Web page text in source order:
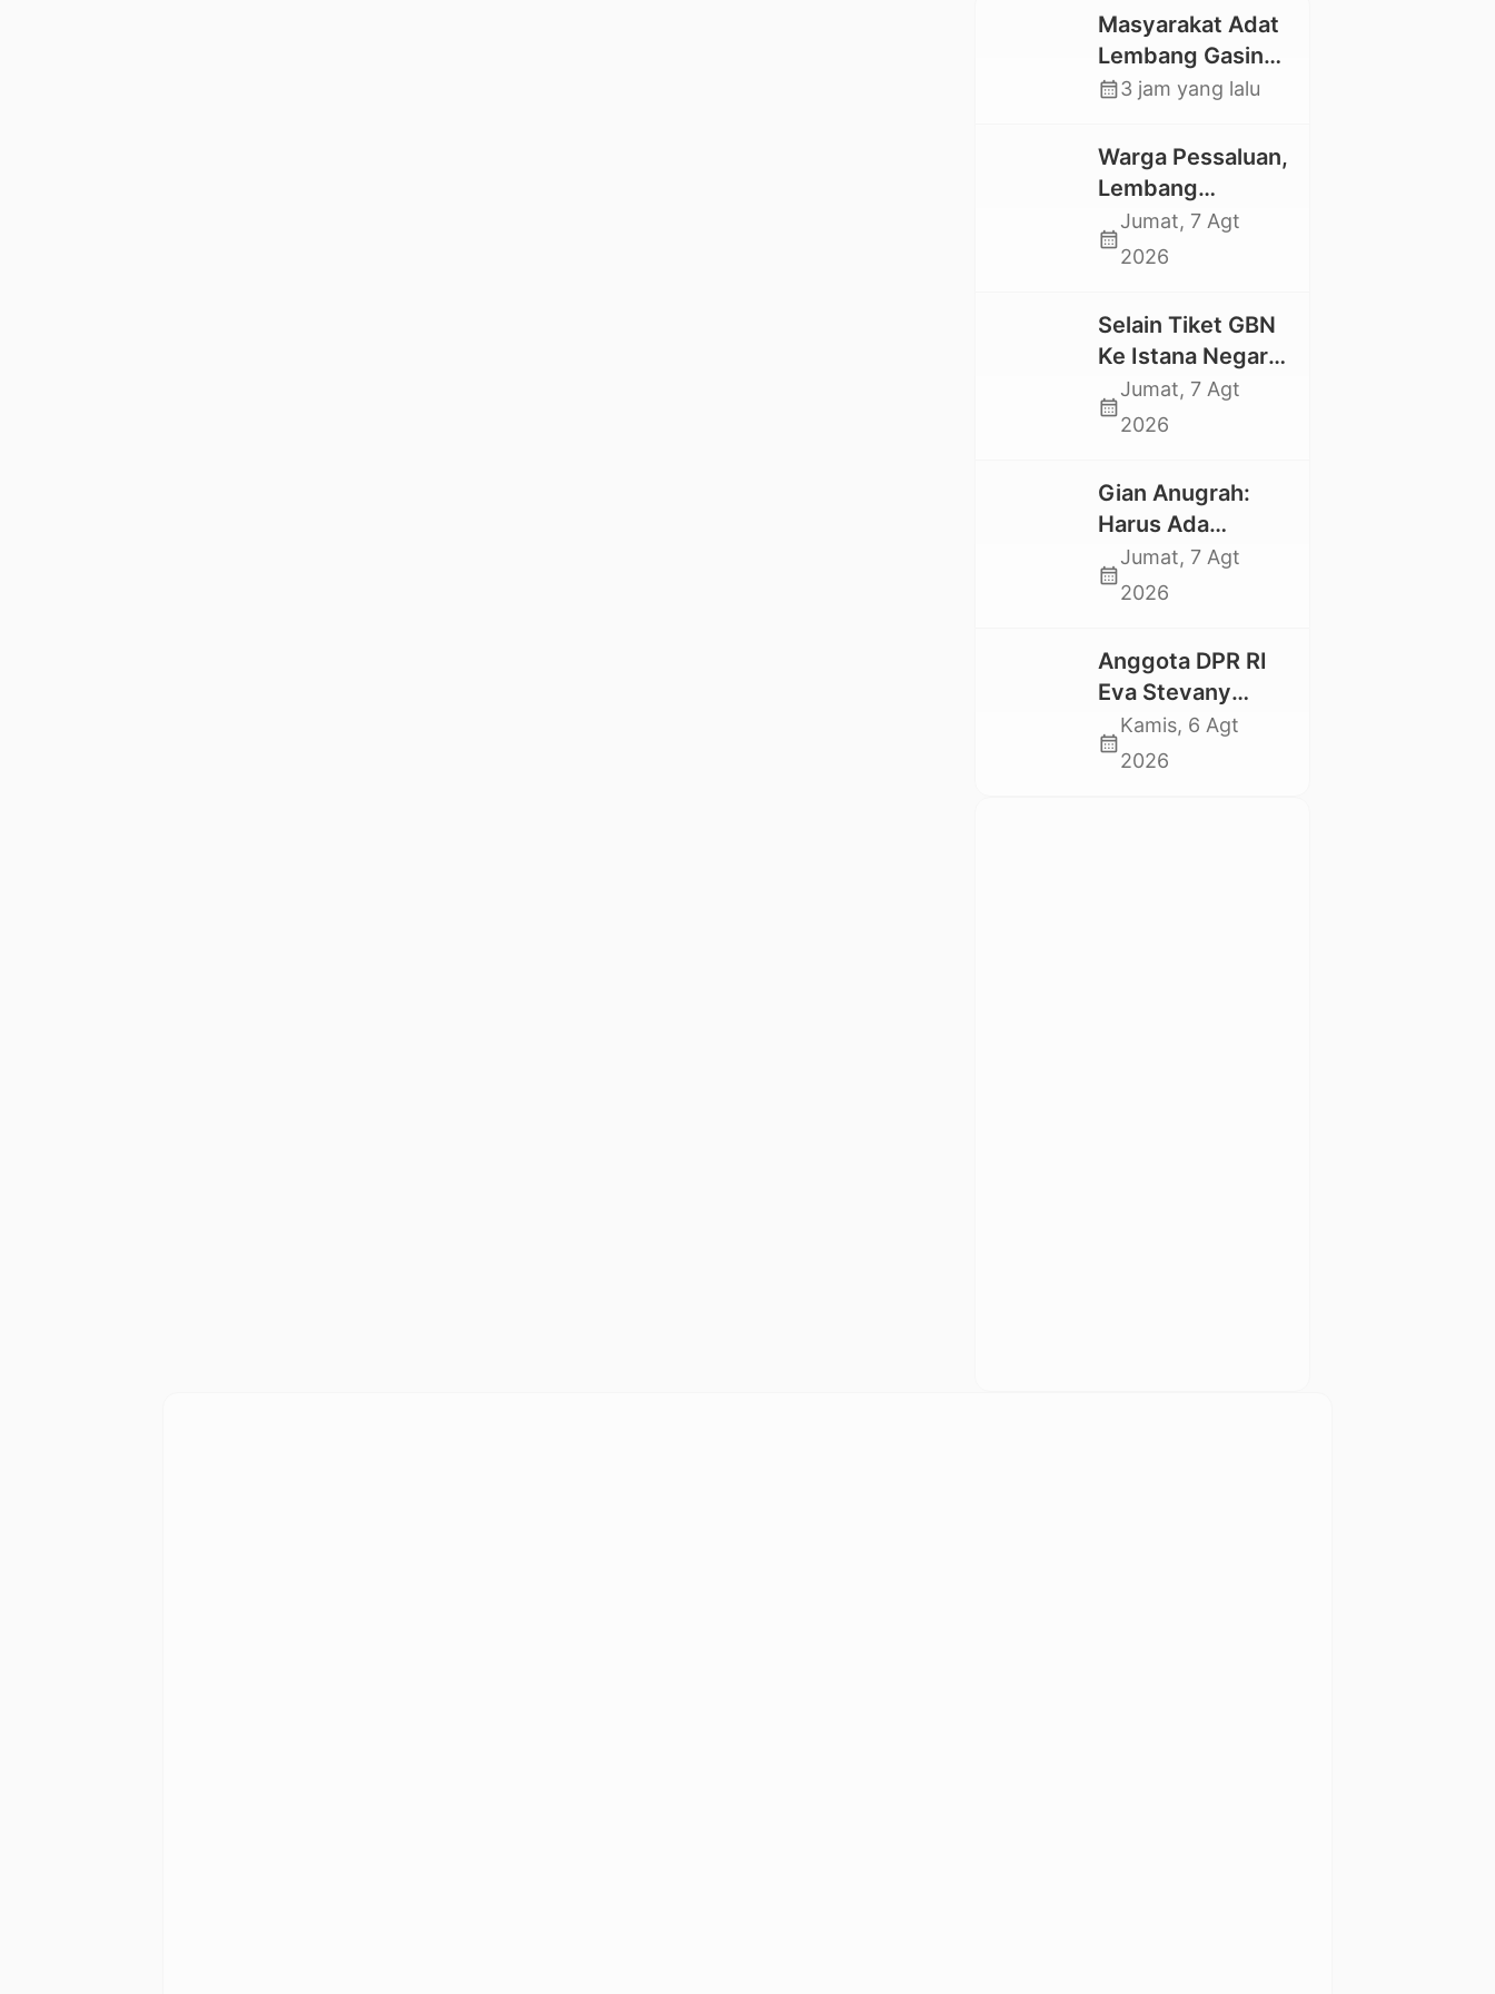
Masyarakat Adat
Lembang Gasing
Mengkendek Usir
yang Rusak
Kawasan Hutan
calendar_month3 jam yang lalu
Warga Pessaluan,
Lembang
Gandangbatu
Swadaya Cor
calendar_month
Jumat, 7 Agt
2026
Selain Tiket GBN
Ke Istana Negara,
Mahasiswa UKI
Toraja Oktavia
Pekan Seni
Mahasiswa
calendar_month
Jumat, 7 Agt
2026
Gian Anugrah:
Harus Ada
Kepastian Hukum
Hilangnya Stoner,
tidak Larut dalam
Trauma dan
Kesedihan
Berkepanjangan
calendar_month
Jumat, 7 Agt
2026
Anggota DPR RI
Eva Stevany
Rataba Salurkan
Bantuan Bagi
calendar_month
Kamis, 6 Agt
2026